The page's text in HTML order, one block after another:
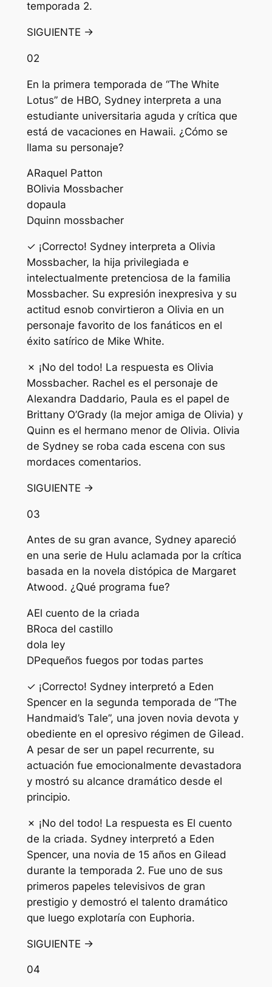
temporada 2.
SIGUIENTE →
02
En la primera temporada de “The White
Lotus” de HBO, Sydney interpreta a una
estudiante universitaria aguda y crítica que
está de vacaciones en Hawaii. ¿Cómo se
llama su personaje?
ARaquel Patton
BOlivia Mossbacher
dopaula
Dquinn mossbacher
✓ ¡Correcto! Sydney interpreta a Olivia
Mossbacher, la hija privilegiada e
intelectualmente pretenciosa de la familia
Mossbacher. Su expresión inexpresiva y su
actitud esnob convirtieron a Olivia en un
personaje favorito de los fanáticos en el
éxito satírico de Mike White.
✗ ¡No del todo! La respuesta es Olivia
Mossbacher. Rachel es el personaje de
Alexandra Daddario, Paula es el papel de
Brittany O’Grady (la mejor amiga de Olivia) y
Quinn es el hermano menor de Olivia. Olivia
de Sydney se roba cada escena con sus
mordaces comentarios.
SIGUIENTE →
03
Antes de su gran avance, Sydney apareció
en una serie de Hulu aclamada por la crítica
basada en la novela distópica de Margaret
Atwood. ¿Qué programa fue?
AEl cuento de la criada
BRoca del castillo
dola ley
DPequeños fuegos por todas partes
✓ ¡Correcto! Sydney interpretó a Eden
Spencer en la segunda temporada de “The
Handmaid’s Tale”, una joven novia devota y
obediente en el opresivo régimen de Gilead.
A pesar de ser un papel recurrente, su
actuación fue emocionalmente devastadora
y mostró su alcance dramático desde el
principio.
✗ ¡No del todo! La respuesta es El cuento
de la criada. Sydney interpretó a Eden
Spencer, una novia de 15 años en Gilead
durante la temporada 2. Fue uno de sus
primeros papeles televisivos de gran
prestigio y demostró el talento dramático
que luego explotaría con Euphoria.
SIGUIENTE →
04